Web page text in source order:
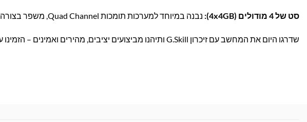
סט של 4 מודולים (4x4GB): נבנה במיוחד למערכות תומכות Quad Channel, משפר בצורה משמעותית את זרימת המידע.
שדרגו היום את המחשב עם זיכרון G.Skill ותיהנו מביצועים יציבים, מהירים ואמינים – הזמינו עכשיו באתר בראומרס!